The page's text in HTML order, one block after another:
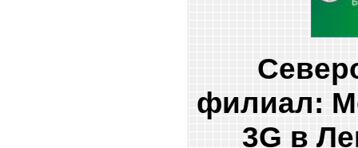
филиал:
3G в